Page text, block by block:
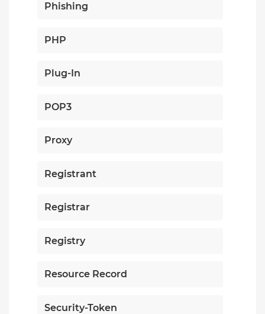
Phishing
PHP
Plug-In
POP3
Proxy
Registrant
Registrar
Registry
Resource Record
Security-Token